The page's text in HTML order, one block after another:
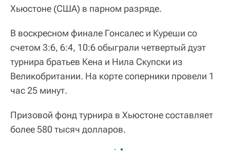
Хьюстоне (США) в парном разряде.
В воскресном финале Гонсалес и Куреши со
счетом 3:6, 6:4, 10:6 обыграли четвертый дуэт
турнира братьев Кена и Нила Скупски из
Великобритании. На корте соперники провели 1
час 25 минут.
Призовой фонд турнира в Хьюстоне составляет
более 580 тысяч долларов.